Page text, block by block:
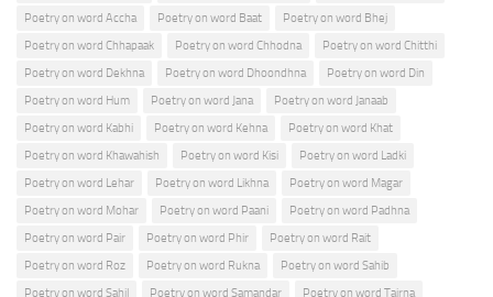
Poetry on word Accha
Poetry on word Baat
Poetry on word Bhej
Poetry on word Chhapaak
Poetry on word Chhodna
Poetry on word Chitthi
Poetry on word Dekhna
Poetry on word Dhoondhna
Poetry on word Din
Poetry on word Hum
Poetry on word Jana
Poetry on word Janaab
Poetry on word Kabhi
Poetry on word Kehna
Poetry on word Khat
Poetry on word Khawahish
Poetry on word Kisi
Poetry on word Ladki
Poetry on word Lehar
Poetry on word Likhna
Poetry on word Magar
Poetry on word Mohar
Poetry on word Paani
Poetry on word Padhna
Poetry on word Pair
Poetry on word Phir
Poetry on word Rait
Poetry on word Roz
Poetry on word Rukna
Poetry on word Sahib
Poetry on word Sahil
Poetry on word Samandar
Poetry on word Tairna